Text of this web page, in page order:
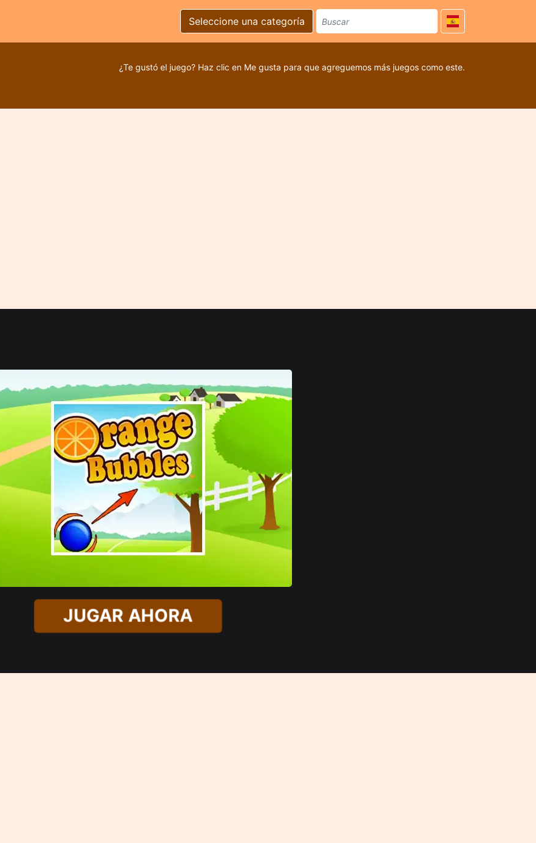
Seleccione una categoría
¿Te gustó el juego? Haz clic en Me gusta para que agreguemos más juegos como este.
JUGAR AHORA